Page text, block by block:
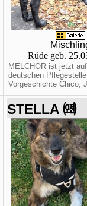
Rüde geb.
MELCHOR ist jetzt
deutschen
Vorgeschichte Chico,
STELLA ㈝